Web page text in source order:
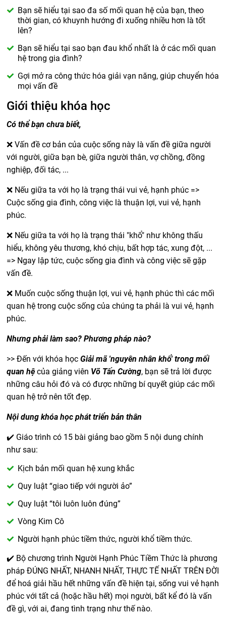
Bạn sẽ hiểu tại sao đa số mối quan hệ của bạn, theo
thời gian, có khuynh hướng đi xuống nhiều hơn là tốt
lên?
Bạn sẽ hiểu tại sao bạn đau khổ nhất là ở các mối quan
hệ trong gia đình?
Gợi mở ra công thức hóa giải vạn năng, giúp chuyển hóa
mọi vấn đề
Giới thiệu khóa học
Có thể bạn chưa biết,
❌ Vấn đề cơ bản của cuộc sống này là vấn đề giữa người
với người, giữa bạn bè, giữa người thân, vợ chồng, đồng
nghiệp, đối tác, ...
❌ Nếu giữa ta với họ là trạng thái vui vẻ, hạnh phúc =>
Cuộc sống gia đình, công việc là thuận lợi, vui vẻ, hạnh
phúc.
❌ Nếu giữa ta với họ là trạng thái "khổ" như không thấu
hiểu, không yêu thương, khó chịu, bất hợp tác, xung đột, ...
=> Ngay lập tức, cuộc sống gia đình và công việc sẽ gặp
vấn đề.
❌ Muốn cuộc sống thuận lợi, vui vẻ, hạnh phúc thì các mối
quan hệ trong cuộc sống của chúng ta phải là vui vẻ, hạnh
phúc.
Nhưng phải làm sao? Phương pháp nào?
>> Đến với khóa họcGiải mã 'nguyên nhân khổ' trong mối
quan hệ của giảng viên Võ Tấn Cường, bạn sẽ trả lời được
những câu hỏi đó và có được những bí quyết giúp các mối
quan hệ trở nên tốt đẹp.
Nội dung khóa học phát triển bản thân
✔️ Giáo trình có 15 bài giảng bao gồm 5 nội dung chính
như sau:
Kịch bản mối quan hệ xung khắc
Quy luật “giao tiếp với người ảo”
Quy luật “tôi luôn luôn đúng”
Vòng Kim Cô
Người hạnh phúc tiềm thức, người khổ tiềm thức.
✔️ Bộ chương trình Người Hạnh Phúc Tiềm Thức là phương
pháp ĐÚNG NHẤT, NHANH NHẤT, THỰC TẾ NHẤT TRÊN ĐỜI
để hoá giải hầu hết những vấn đề hiện tại, sống vui vẻ hạnh
phúc với tất cả (hoặc hầu hết) mọi người, bất kể đó là vấn
đề gì, với ai, đang tình trạng như thế nào.